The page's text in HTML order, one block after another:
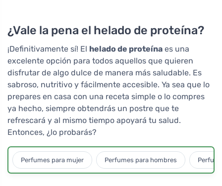
¿Vale la pena el helado de proteína?
¡Definitivamente sí! El helado de proteína es una
excelente opción para todos aquellos que quieren
disfrutar de algo dulce de manera más saludable. Es
sabroso, nutritivo y fácilmente accesible. Ya sea que lo
prepares en casa con una receta simple o lo compres
ya hecho, siempre obtendrás un postre que te
refrescará y al mismo tiempo apoyará tu salud.
Entonces, ¿lo probarás?
Perfumes para mujer Perfumes para hombres